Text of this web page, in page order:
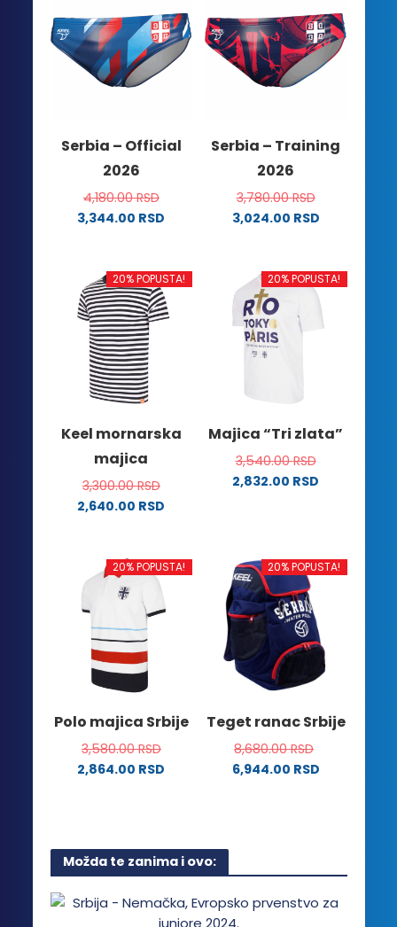
varijanti.
Opcije
mogu
biti
stranici
proizvoda.
varijanti.
Opcije
mogu
biti
izabrane
proizvoda.
Serbia – Official
2026
4,180.00RSD
3,344.00 RSD
ima
više
varijanti.
Opcije
mogu
biti
izabrane
stranici
proizvoda.
Serbia – Training
2026
3,780.00RSD
3,024.00 RSD
ima
više
varijanti.
Opcije
izabrane
stranici
proizvoda.
20% POPUSTA!
Keel mornarska
majica
3,300.00RSD
2,640.00 RSD
ima
više
varijanti.
Opcije
mogu
biti
izabrane
stranici
proizvoda.
20% POPUSTA!
Majica “Tri zlata”
3,540.00RSD
2,832.00 RSD
više
varijanti.
Opcije
mogu
biti
izabrane
na
proizvoda.
20% POPUSTA!
Polo majica Srbije
3,580.00RSD
2,864.00 RSD
više
varijanti.
mogu
20% POPUSTA!
Teget ranac Srbije
8,680.00RSD
6,944.00 RSD
Možda te zanima i ovo: